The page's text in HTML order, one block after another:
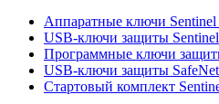
Аппаратные ключи
USB-ключи защиты
Программные ключи
USB-ключи защиты
Стартовый комплект